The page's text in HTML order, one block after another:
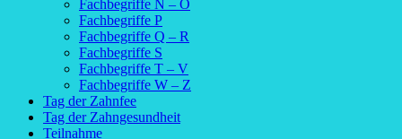
Fachbegriffe N – O
Fachbegriffe P
Fachbegriffe Q – R
Fachbegriffe S
Fachbegriffe T – V
Fachbegriffe W – Z
Tag der Zahnfee
Tag der Zahngesundheit
Teilnahme